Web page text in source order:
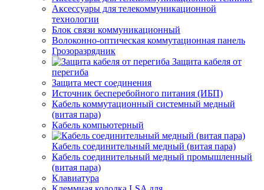
Аксессуары для телекоммуникационной
технологии
Блок связи коммуникационный
Волоконно-оптическая коммутационная панель
Грозоразрядник
Защита кабеля от
перегиба
Защита мест соединения
Источник бесперебойного питания (ИБП)
Кабель коммутационный системный медный
(витая пара)
Кабель компьютерный
Кабель соединительный медный (витая пара)
Кабель соединительный медный промышленный
(витая пара)
Клавиатура